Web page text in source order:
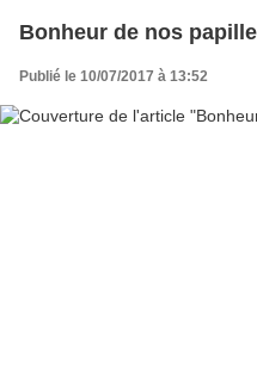
Bonheur de nos
Publié le 10/07/2017 à 13:52